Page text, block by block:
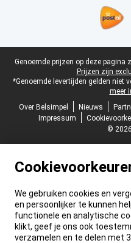
Juridische voettekst
Genoemde prijzen op deze
Prijzen zijn
*Genoemde levertijden gelden niet
meer
Over Belsimpel
Nieuws
Impressum
©
We gebruiken cookies en
en persoonlijker te kunnen
functionele en analytische
klikt, geef je ons ook
verzamelen en te delen met